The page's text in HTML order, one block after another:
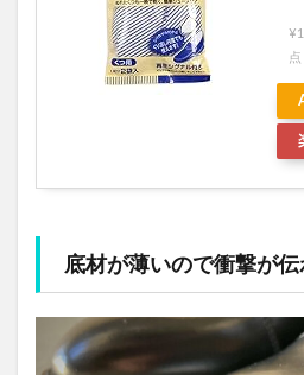
底材が薄いので衝撃が